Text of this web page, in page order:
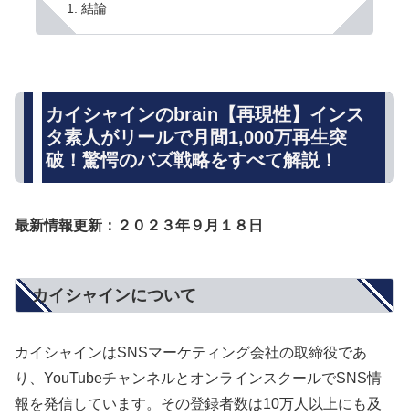
結論
カイシャインのbrain【再現性】インス
タ素人がリールで月間1,000万再生突
破！驚愕のバズ戦略をすべて解説！
最新情報更新：２０２３年９月１８日
カイシャインについて
カイシャインはSNSマーケティング会社の取締役であ
り、YouTubeチャンネルとオンラインスクールでSNS情
報を発信しています。その登録者数は10万人以上にも及